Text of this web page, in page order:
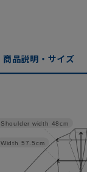
商品説明・サイズ
Width 57.5cm
Shoulder width 48cm